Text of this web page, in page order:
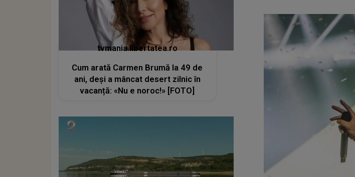
tvmania.libertatea.ro
Cum arată Carmen Brumă la 49 de
ani, deși a mâncat desert zilnic în
vacanță: «Nu e noroc!» [FOTO]